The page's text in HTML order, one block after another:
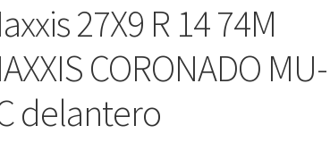
27X9 R 14 74M
CORONADO MU-
delantero